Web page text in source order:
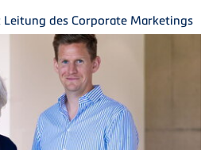
des Corporate Marketings